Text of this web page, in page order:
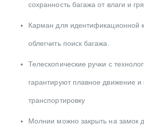
сохранность багажа от влаги и
Карман для идентификационной
облегчить поиск багажа.
Телескопические ручки с
гарантируют плавное движение и
транспортировку
Молнии можно закрыть на замок